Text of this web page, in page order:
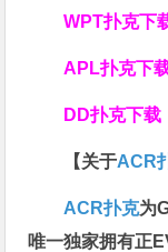
WPT扑克下
APL扑克下
DD扑克下载
【关于ACR
ACR扑克为
唯一独家拥有正